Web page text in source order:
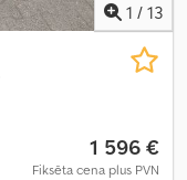
1 / 13
1 596 €
Fiksēta cena plus PVN